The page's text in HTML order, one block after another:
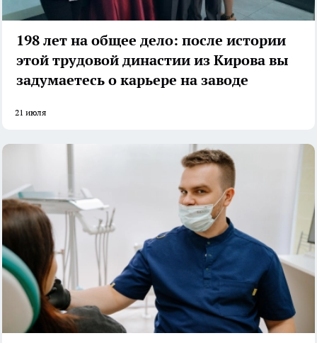
198 лет на общее дело: после истории
этой трудовой династии из Кирова вы
задумаетесь о карьере на заводе
21 июля